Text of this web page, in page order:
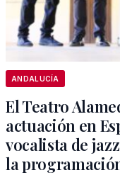
ANDALUCÍA
El Teatro
actuación en
vocalista de
la